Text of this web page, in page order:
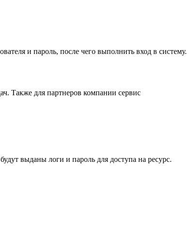
и пароль, после чего выполнить вход в систему.
Также для партнеров компании сервис
выданы логи и пароль для доступа на ресурс.